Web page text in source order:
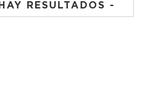
RESULTADOS -